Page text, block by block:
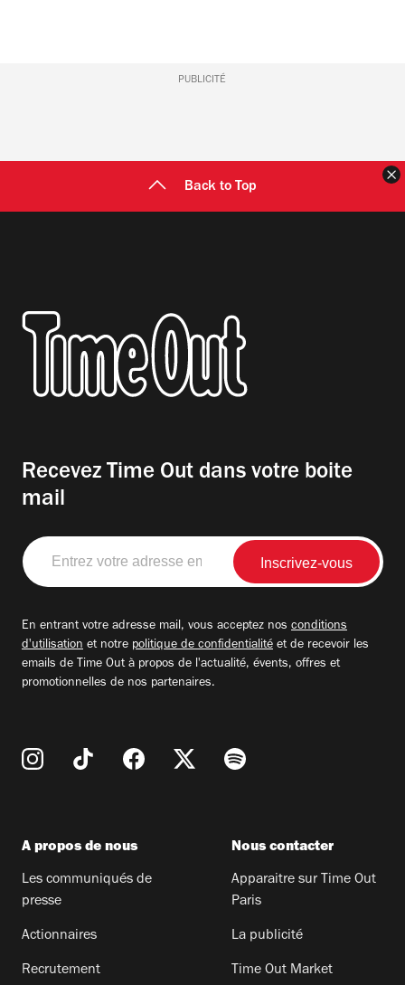
PUBLICITÉ
Back to Top
Recevez Time Out dans votre boite
mail
Entrez
votre
adresse
En entrant votre adresse mail, vous acceptez nos conditions
d'utilisation et notre politique de confidentialité et de recevoir les
emails de Time Out à propos de l'actualité, évents, offres et
promotionnelles de nos partenaires.
A propos de nous
Les communiqués de
presse
Actionnaires
Recrutement
Nous contacter
Apparaitre sur Time Out
Paris
La publicité
Time Out Market